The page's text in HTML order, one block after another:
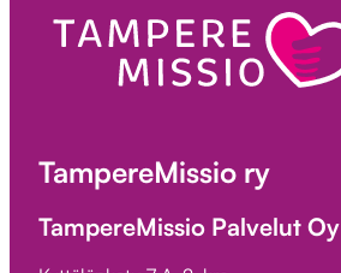
TampereMissio ry
TampereMissio Palvelut Oy